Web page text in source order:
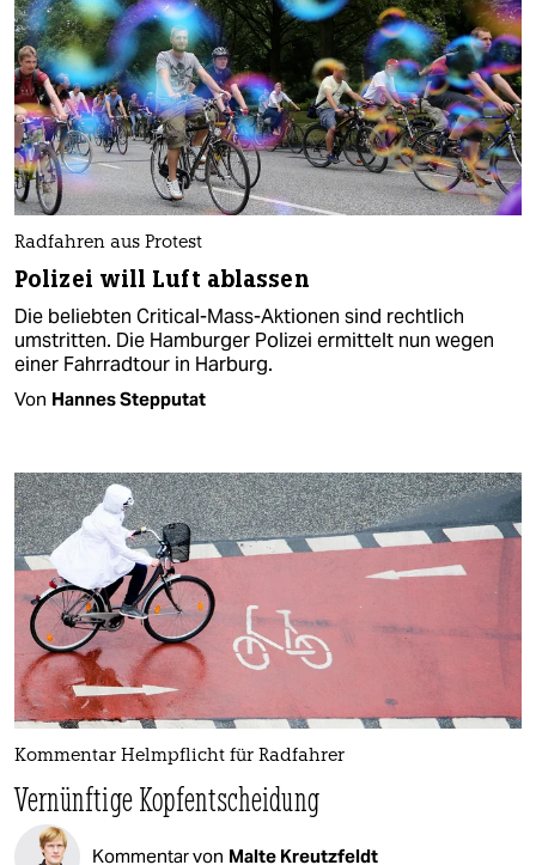
Radfahren aus Protest
Polizei will Luft ablassen
Die beliebten Critical-Mass-Aktionen sind rechtlich
umstritten. Die Hamburger Polizei ermittelt nun wegen
einer Fahrradtour in Harburg.
Von Hannes Stepputat
Kommentar Helmpflicht für Radfahrer
Vernünftige Kopfentscheidung
Kommentar von Malte Kreutzfeldt